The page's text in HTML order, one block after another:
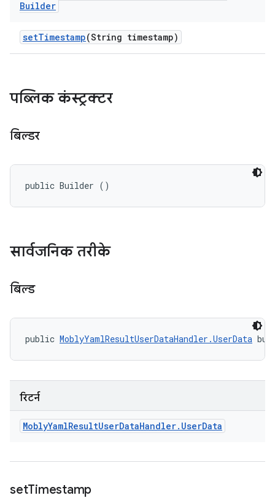
Builder
setTimestamp(String timestamp)
पब्लिक कंस्ट्रक्टर
बिल्डर
public Builder ()
सार्वजनिक तरीके
बिल्ड
public MoblyYamlResultUserDataHandler.UserData
रिटर्न
MoblyYamlResultUserDataHandler. UserData
setTimestamp